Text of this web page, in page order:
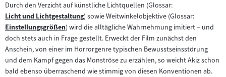
Durch den Verzicht auf künstliche Lichtquellen (Glossar:
Zum
Inhalt:
Licht und Lichtgestaltung) sowie Weitwinkelobjektive (Glossar:
Zum
Inhalt:
Einstellungsgrößen) wird die alltägliche Wahrnehmung imitiert – und
doch stets auch in Frage gestellt. Erweckt der Film zunächst den
Anschein, von einer im Horrorgenre typischen Bewusstseinsstörung
und dem Kampf gegen das Monströse zu erzählen, so weicht Akiz schon
bald ebenso überraschend wie stimmig von diesen Konventionen ab.